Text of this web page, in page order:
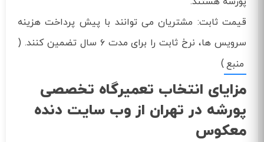
قیمت ثابت: مشتریان می‌ توانند با پیش‌ پرداخت هزینه
سرویس‌ ها، نرخ ثابت را برای مدت ۶ سال تضمین کنند. (
منبع)
مزایای انتخاب تعمیرگاه تخصصی
پورشه در تهران از وب سایت دنده
معکوس